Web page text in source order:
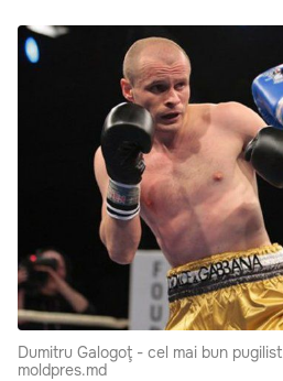
Dumitru Galogoţ - cel mai bun
moldpres.md